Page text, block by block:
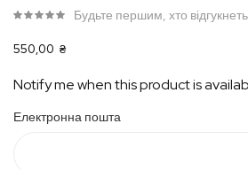
зображень
550,00 ₴
Будьте першим, хто
Notify me when this product is
Електронна пошта